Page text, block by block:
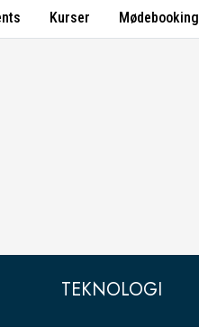
Kurser Mødebooking
TEKNOLOGI